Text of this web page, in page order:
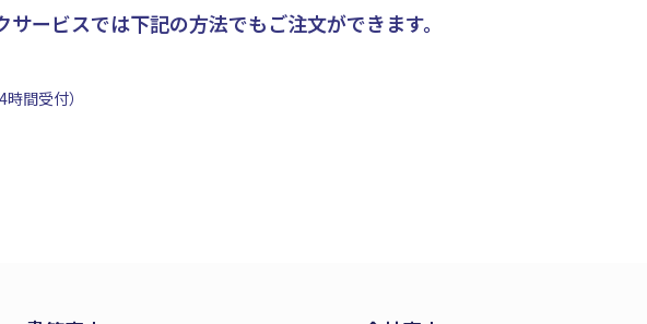
ービスでは下記の方法でもご注文ができます。
間受付）